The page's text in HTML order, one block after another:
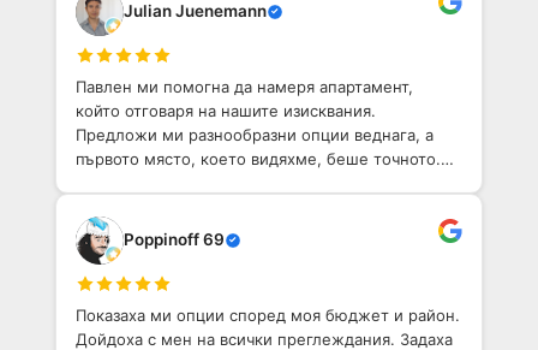
Julian Juenemann
Павлен ми помогна да намеря апартамент,
който отговаря на нашите изисквания.
Предложи ми разнообразни опции веднага, а
първото място, което видяхме, беше точното.
Poppinoff 69
Показаха ми опции според моя бюджет и район.
Дойдоха с мен на всички преглеждания. Задаха